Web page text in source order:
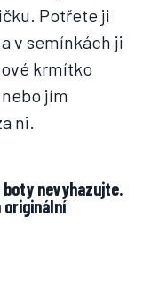
Potřete ji
v semínkách ji
krmítko
jím
ni.
boty nevyhazujte.
originální